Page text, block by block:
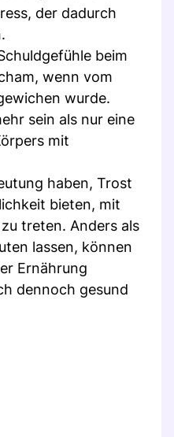
der dadurch
beim
wenn vom
wurde.
sein als nur eine
mit
haben, Trost
bieten, mit
treten. Anders als
lassen, können
Ernährung
dennoch gesund